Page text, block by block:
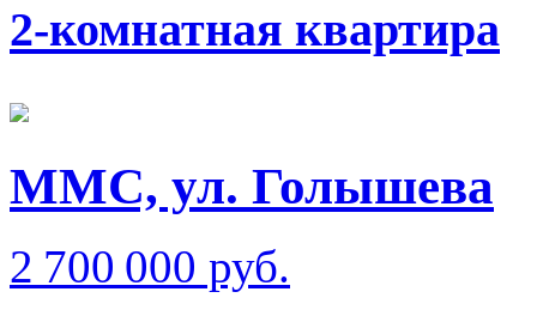
2-комнатная квартира
ММС, ул. Голышева
2 700 000 руб.